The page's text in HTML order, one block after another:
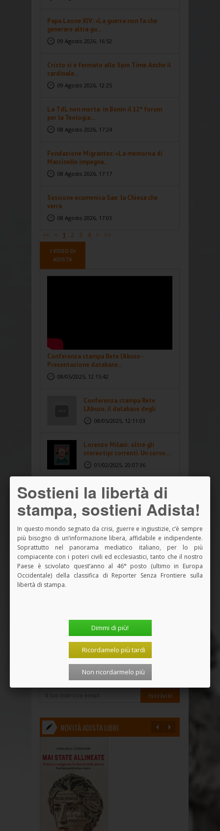
Papa Leone XIV: «La guerra non fa che
generare altra gu...
09 Agosto 2026, 16:52
Cristo si è fermato allo Spin Time. Anche il
cardinale...
09 Agosto 2026, 12:25
La TdL non morta: in Benin il 12° forum
per la Teologia...
08 Agosto 2026, 17:24
Fondazione Migrantes: «La memoroa di
Marcinelle impegna...
08 Agosto 2026, 17:17
Sessione ecumenica Sae: la Chiesa che
verrà
08 Agosto 2026, 17:03
<< < 1 2 3 4 > >>
I VIDEO DI
ADISTA
Conferenza stampa Rete l'Abuso -
Presentazione database...
08/05/2025, 12:15:42
Conferenza stampa Rete
L'Abuso, il database degli
abusi...08/05/2025, 12:11:03
Lorenzo Milani: oltre gli
stereotipi correnti. Un corso...
01/02/2025, 20:07:36
Gustavo Gutiérrez
25/10/2024, 12:34:11
Abusi spirituali: la mia
esperienza nei focolarini - Re...
21/10/2024, 12:04:06
15(9/2024 - Intervento di
ISCRIVITI ALLA NEWSLETTER
NOVITÀ ADISTA LIBRI
Sostieni la libertà di
stampa, sostieni Adista!
In questo mondo segnato da crisi, guerre e ingiustizie, c’è sempre
più bisogno di un’informazione libera, affidabile e indipendente.
Soprattutto nel panorama mediatico italiano, per lo più
compiacente con i poteri civili ed ecclesiastici, tanto che il nostro
Paese è scivolato quest’anno al 46° posto (ultimo in Europa
Occidentale) della classifica di Reporter Senza Frontiere sulla
libertà di stampa.
Dimmi di più!
Ricordamelo più tardi
Non ricordarmelo più